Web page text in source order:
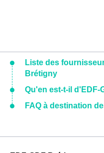
Liste des
Brétigny
Qu'en est-t-il d'EDF-
FAQ à destination